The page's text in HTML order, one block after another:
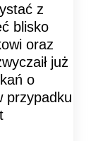
z
blisko
oraz
już
o
przypadku